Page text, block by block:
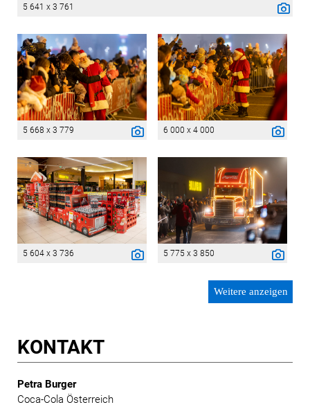
5 641 x 3 761
5 668 x 3 779 6 000 x 4 000
5 604 x 3 736 5 775 x 3 850
Weitere anzeigen
KONTAKT
Petra Burger
Coca-Cola Österreich